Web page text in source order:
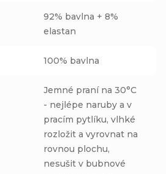
92% bavlna + 8%
elastan
100% bavlna
Jemné praní na 30°C
- nejlépe naruby a v
pracím pytlíku, vlhké
rozložit a vyrovnat na
rovnou plochu,
nesušit v bubnové